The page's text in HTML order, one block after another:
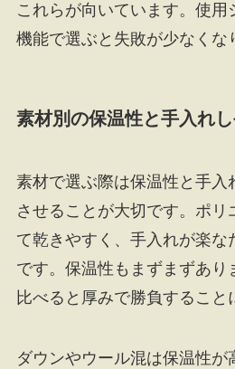
これらが向いています。使用
機能で選ぶと失敗が少なくな
素材別の保温性と手入れ
素材で選ぶ際は保温性と手入
させることが大切です。ポリ
て乾きやすく、手入れが楽な
です。保温性もまずまずあり
比べると厚みで勝負すること
ダウンやウール混は保温性が